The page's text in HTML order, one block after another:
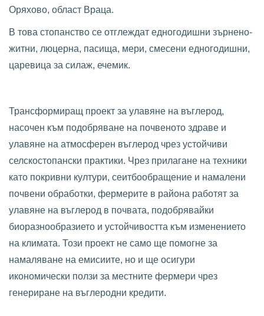
Оряхово, област Враца.
В това стопанство се отглеждат едногодишни зърнено-
житни, люцерна, пасища, мери, смесени едногодишни,
царевица за силаж, ечемик.
Трансформиращ проект за улавяне на въглерод,
насочен към подобряване на почвеното здраве и
улавяне на атмосферен въглерод чрез устойчиви
селскостопански практики. Чрез прилагане на техники
като покривни култури, сеитбообращение и намалени
почвени обработки, фермерите в района работят за
улавяне на въглерод в почвата, подобрявайки
биоразнообразието и устойчивостта към изменението
на климата. Този проект не само ще помогне за
намаляване на емисиите, но и ще осигури
икономически ползи за местните фермери чрез
генериране на въглеродни кредити.